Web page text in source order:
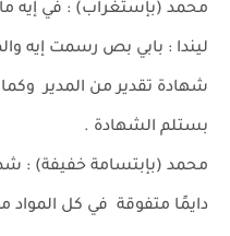
محمد (بإستغراب) : في إيه
ليندا : بابي بص رسمت إيه
شهادة تقدير من المدير
بستلم الشهادة .
محمد (بإبتسامة خفيفة) :
دايمًا متفوقة في كل